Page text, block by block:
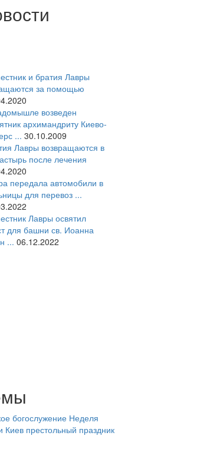
и братия Лавры
за помощью
возведен
архимандриту Киево-
... 30.10.2009
Лавры возвращаются в
после лечения
передала автомобили в
для перевоз ...
Лавры освятил
для башни св. Иоанна
... 06.12.2022
богослужение Неделя
Киев престольный праздник